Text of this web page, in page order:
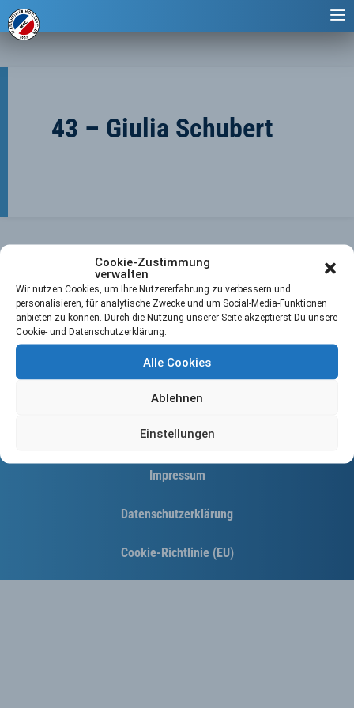
Cookie-Zustimmung
verwalten
Wir nutzen Cookies, um Ihre Nutzererfahrung zu verbessern und
personalisieren, für analytische Zwecke und um Social-Media-Funktionen
anbieten zu können. Durch die Nutzung unserer Seite akzeptierst Du unsere
Cookie- und Datenschutzerklärung.
Alle Cookies
Ablehnen
Einstellungen
43 – Giulia Schubert
Vorheriger Player Nächster Player
Kontakt
Impressum
Datenschutzerklärung
Cookie-Richtlinie (EU)